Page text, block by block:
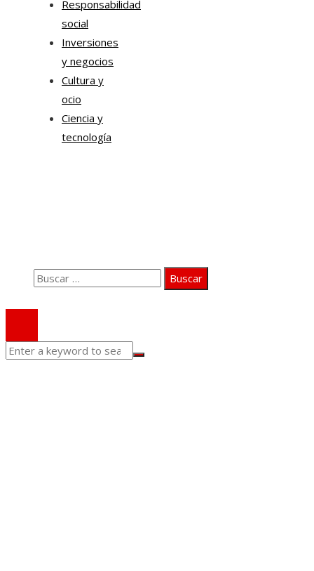
Responsabilidad
social
Inversiones
y negocios
Cultura y
ocio
Ciencia y
tecnología
Buscar: